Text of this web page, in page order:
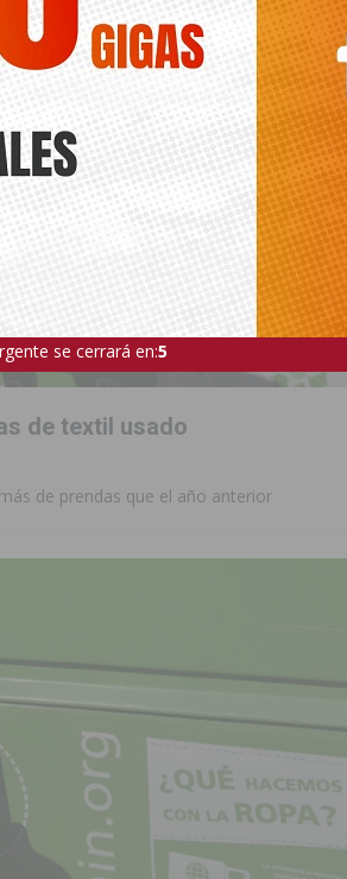
de textil usado
de prendas que el año anterior
se cerrará en:4